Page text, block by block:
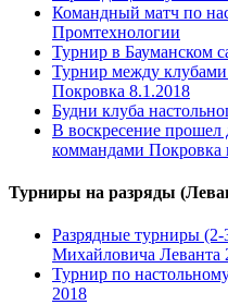
Командный матч по
Промтехнологии
Турнир в Бауманском
Турнир между
Покровка 8.1.2018
Будни клуба
В воскресение
коммандами Покровка
Турниры на разряды
Разрядные турниры
Михайловича Леванта
Турнир по
2018